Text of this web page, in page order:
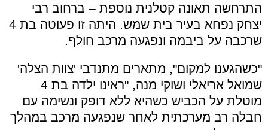
התרחשה תאונה קטלנית נוספת – ברחוב רבי
יצחק נפחא בעיר בית שמש. היתה זו פעוטה בת 4
שרכבה על ביבמה ונפגעה מרכב חולף.
"כשהגענו למקום", מתארים מתנדבי 'צוות הצלה'
שמואל אריאלי ושוקי מנה, "ראינו ילדה בת 4
מוטלת על הכביש כשהיא ללא דופק ונשימה עם
חבלה רב מערכתית לאחר שנפגעה מרכב במהלך